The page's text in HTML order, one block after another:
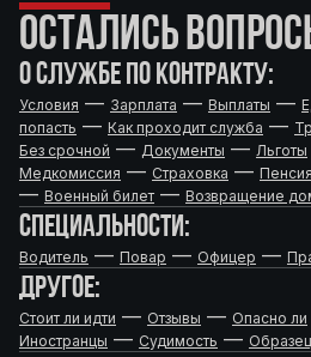
ОСТАЛИСЬ
О СЛУЖБЕ ПО КОНТРАКТУ:
Условия — Зарплата — Выплаты —
попасть — Как проходит служба —
Без срочной — Документы — Льготы
Медкомиссия — Страховка — Пенсия
— Военный билет — Возвращение
СПЕЦИАЛЬНОСТИ:
Водитель — Повар — Офицер —
ДРУГОЕ:
Стоит ли идти — Отзывы — Опасно ли
Иностранцы — Судимость —